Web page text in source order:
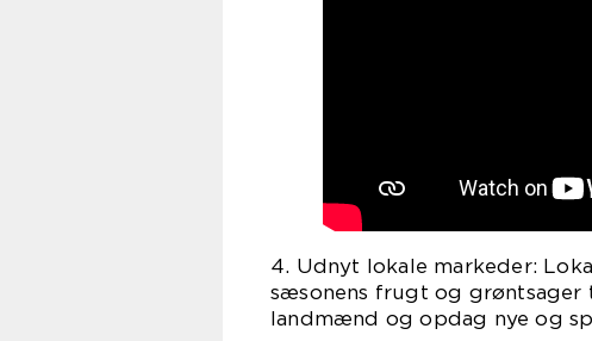
4. Udnyt lokale markeder:
sæsonens frugt og grøntsager
landmænd og opdag nye og